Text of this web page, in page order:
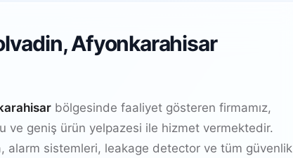
Afyonkarahisar
bölgesinde faaliyet gösteren firmamız,
ve geniş ürün yelpazesi ile hizmet vermektedir.
alarm sistemleri, leakage detector ve tüm güvenlik